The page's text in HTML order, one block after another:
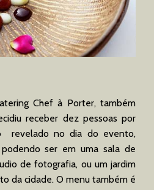
Chef à Porter, também
receber dez pessoas por
no dia do evento,
ser em uma sala de
de fotografia, ou um jardim
da cidade. O menu também é